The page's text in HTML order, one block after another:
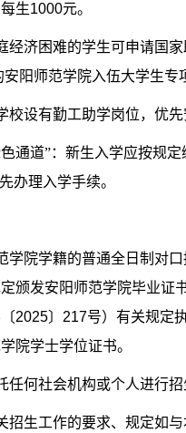
生1000元。
经济困难的学生可申请国
安阳师范学院入伍大学生专
校设有勤工助学岗位，优
通道”：新生入学应按规
办理入学手续。
学院学籍的普通全日制对
颁发安阳师范学院毕业证
2025〕 217号）有关规定
院学士学位证书。
任何社会机构或个人进行
招生工作的要求、规定如